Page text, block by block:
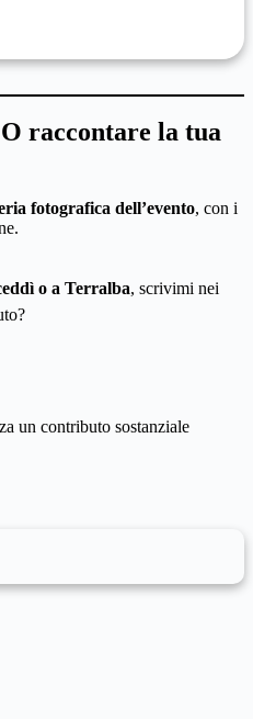
raccontare la tua
fotografica dell’evento, con i
o a Terralba, scrivimi nei
un contributo sostanziale